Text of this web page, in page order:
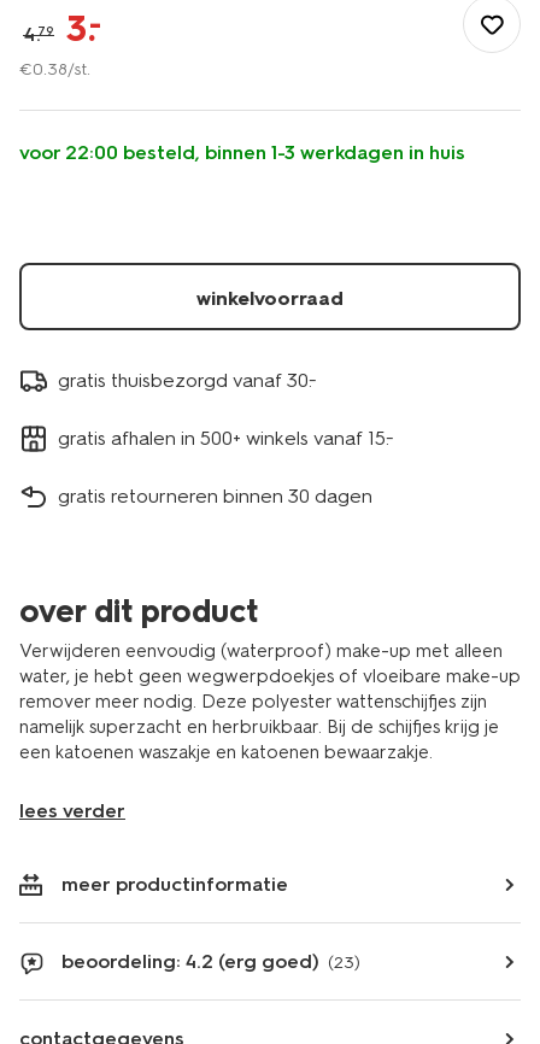
gezond/persoonlijke-
verzorging/gezichtsverzorging/accessoires/herbruikbare-
wattenschijfjes-
was-
en-
-8-
4.79 3.–
€0.38/st.
voor 22:00 besteld, binnen 1-3 werkdagen in huis
winkelvoorraad
gratis thuisbezorgd vanaf 30.-
gratis afhalen in 500+ winkels vanaf 15.-
gratis retourneren binnen 30 dagen
over dit product
Verwijderen eenvoudig (waterproof) make-up met alleen
water, je hebt geen wegwerpdoekjes of vloeibare make-up
remover meer nodig. Deze polyester wattenschijfjes zijn
namelijk superzacht en herbruikbaar. Bij de schijfjes krijg je
een katoenen waszakje en katoenen bewaarzakje.
lees verder
meer productinformatie
beoordeling: 4.2 (erg goed) (23)
contactgegevens